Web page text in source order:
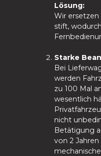
Lösung:
Wir ersetzen
stift,
Starke
Bei
werden
zu 100 Mal
wesentlich
nicht
Betätigung
von 2